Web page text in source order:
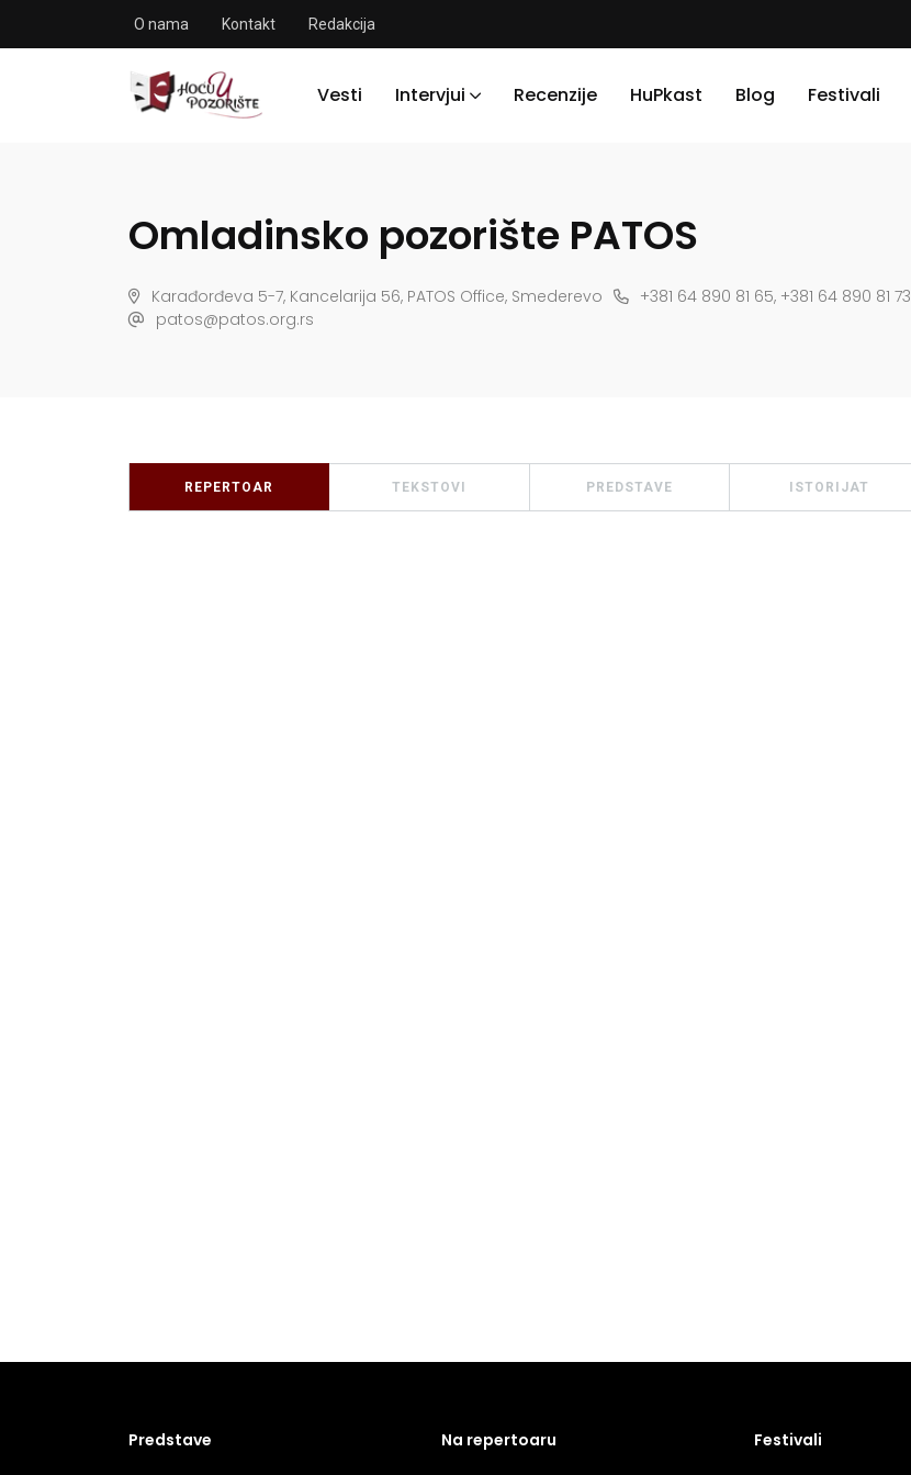
O nama Kontakt Redakcija
Vesti Intervjui Recenzije HuPkast Blog Festivali
Omladinsko pozorište PATOS
Karađorđeva 5-7, Kancelarija 56, PATOS Office, Smederevo
+381 64 890 81 65, +381 64 890 81 73
patos@patos.org.rs
REPERTOAR TEKSTOVI PREDSTAVE ISTORIJAT
Predstave Na repertoaru Festivali